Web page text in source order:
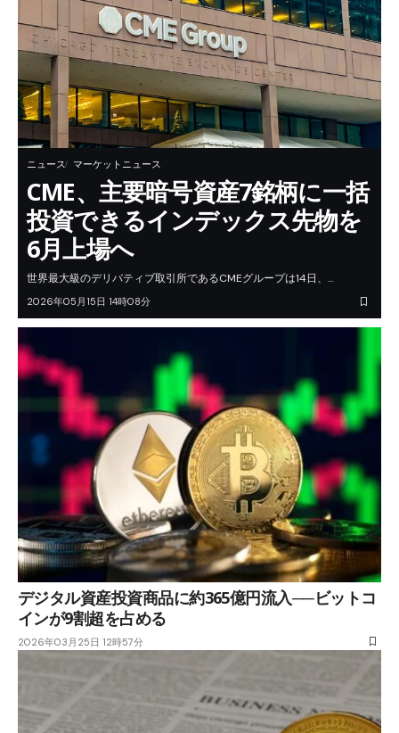
ニュース マーケットニュース
CME、主要暗号資産7銘柄に一括
投資できるインデックス先物を
6月上場へ
世界最大級のデリバティブ取引所であるCMEグループは14日、…
2026年05月15日 14時08分
デジタル資産投資商品に約365億円流入──ビットコ
インが9割超を占める
2026年03月25日 12時57分